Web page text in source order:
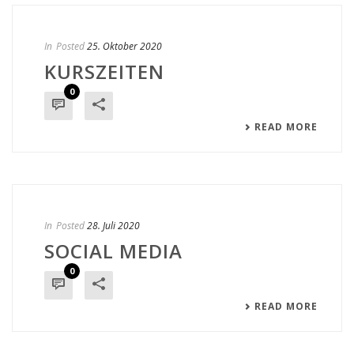
In Posted25. Oktober 2020
KURSZEITEN
0
READ MORE
In Posted28. Juli 2020
SOCIAL MEDIA
0
READ MORE